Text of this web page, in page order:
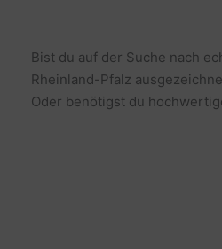
Bist du auf der Suche nach
Rheinland-Pfalz
Oder benötigst du